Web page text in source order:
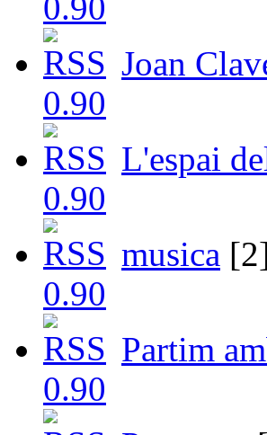
Joan
L'espai
musica
Partim